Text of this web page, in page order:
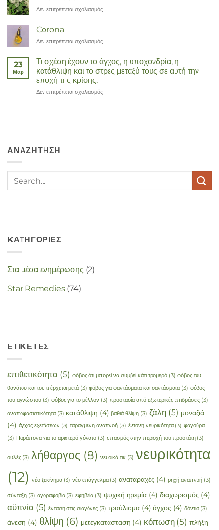
Δεν επιτρέπεται σχολιασμός
Corona
Δεν επιτρέπεται σχολιασμός
23
Μαρ
Τι σχέση έχουν το άγχος, η υποχονδρία, η
κατάθλιψη και το στρες μεταξύ τους σε αυτή την
εποχή της κρίσης;
Δεν επιτρέπεται σχολιασμός
in
ΑΝΑΖΉΤΗΣΗ
KΑΤΗΓΟΡΊΕΣ
Στα μέσα ενημέρωσης (2)
Star Remedies (74)
ΕΤΙΚΈΤΕΣ
επιθετικότητα (5) φόβος ότι μπορεί να συμβεί κάτι τρομερό (3) φόβος του
θανάτου και του τι έρχεται μετά (3) φόβος για φαντάσματα και φαντάσματα (3) φόβος
του αγνώστου (3) φόβος για το μέλλον (3) προστασία από εξωτερικές επιδράσεις (3)
αναποφασιστικότητα (3) κατάθλιψη (4) βαθιά θλίψη (3) ζάλη (5) μοναξιά
(4) άγχος εξετάσεων (3) ταραγμένη αναπνοή (3) έντονη νευρικότητα (3) φαγούρα
(3) Παράπονα για το αριστερό γόνατο (3) σπασμός στην περιοχή του προστάτη (3)
ουλές (3) λήθαργος (8) νευρικά τικ (3) νευρικότητα
(12) νέο ξεκίνημα (3) νέο επάγγελμα (3) αναταραχές (4) ρηχή αναπνοή (3)
σύνταξη (3) αγοραφοβία (3) εφηβεία (3) ψυχική ηρεμία (4) διαχωρισμός (4)
αϋπνία (5) ένταση στις σιαγόνες (3) τραύλισμα (4) άγχος (4) δόντια (3)
άνεση (4) θλίψη (6) μετεγκατάσταση (4) κόπωση (5) πλήξη